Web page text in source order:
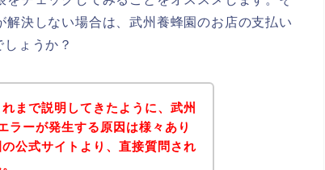
決しない場合は、武州養蜂園のお店の支払い
ょうか？
まで説明してきたように、武州
ーが発生する原因は様々あり
公式サイトより、直接質問され